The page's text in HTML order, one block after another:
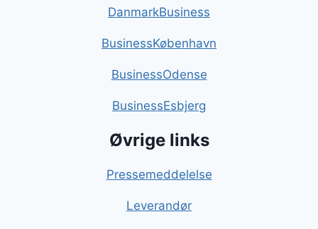
DanmarkBusiness
BusinessKøbenhavn
BusinessOdense
BusinessEsbjerg
Øvrige links
Pressemeddelelse
Leverandør